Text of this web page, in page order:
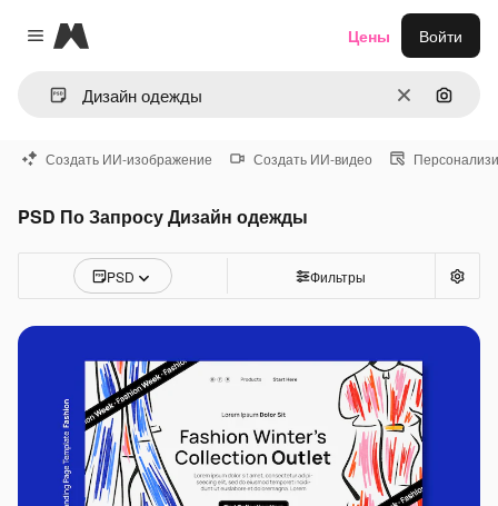
Close menu
Magnific
ОчиститьПоиск
Цены Войти
Создать ИИ-изображение Создать ИИ-видео
PSD По Запросу Дизайн одежды
PSD Фильтры